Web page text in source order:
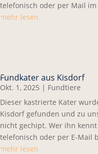
telefonisch oder per Mail im
mehr lesen
Fundkater aus Kisdorf
Okt. 1, 2025 | Fundtiere
Dieser kastrierte Kater
Kisdorf gefunden und zu
nicht gechipt. Wer ihn
telefonisch oder per E-Mail
mehr lesen